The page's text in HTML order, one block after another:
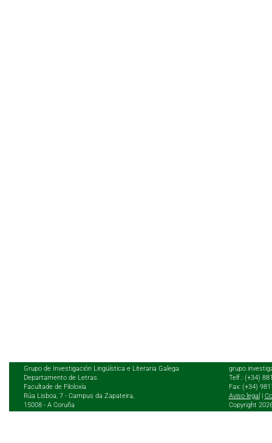
Grupo de Investigación Lingüística e Literaria Galega
Departamento de Letras.
Facultade de Filoloxía
Rúa Lisboa, 7 - Campus da Zapateira,
15008 - A Coruña
Telf.: (+34)
Fax: (+34)
Aviso legal
Copyright